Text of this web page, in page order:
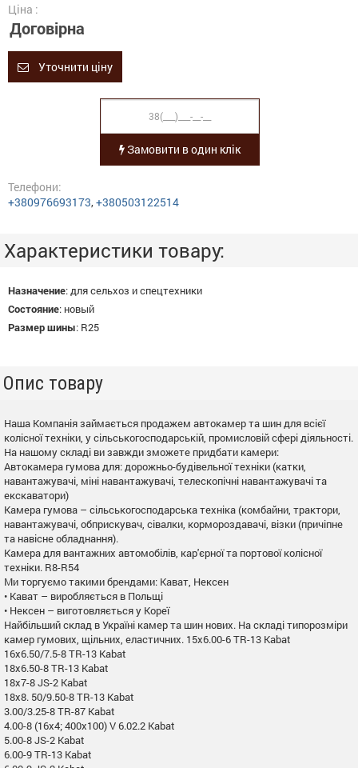
Ціна :
Договірна
Уточнити ціну
Замовити в один клік
Телефони:
+380976693173,+380503122514
Характеристики товару:
Назначение: для сельхоз и спецтехники
Состояние: новый
Размер шины: R25
Опис товару
Наша Компанія займається продажем автокамер та шин для всієї
колісної техніки, у сільськогосподарській, промисловій сфері діяльності.
На нашому складі ви завжди зможете придбати камери:
Автокамера гумова для: дорожньо-будівельної техніки (катки,
навантажувачі, міні навантажувачі, телескопічні навантажувачі та
екскаватори)
Камера гумова – сільськогосподарська техніка (комбайни, трактори,
навантажувачі, обприскувач, сівалки, кормороздавачі, візки (причіпне
та навісне обладнання).
Камера для вантажних автомобілів, кар'єрної та портової колісної
техніки. R8-R54
Ми торгуємо такими брендами: Кават, Нексен
• Кават – виробляється в Польщі
• Нексен – виготовляється у Кореї
Найбільший склад в Україні камер та шин нових. На складі типорозміри
камер гумових, щільних, еластичних. 15x6.00-6 TR-13 Kabat
16x6.50/7.5-8 TR-13 Kabat
18x6.50-8 TR-13 Kabat
18x7-8 JS-2 Kabat
18x8. 50/9.50-8 TR-13 Kabat
3.00/3.25-8 TR-87 Kabat
4.00-8 (16x4; 400x100) V 6.02.2 Kabat
5.00-8 JS-2 Kabat
6.00-9 TR-13 Kabat